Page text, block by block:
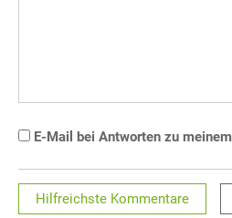
E-Mail bei Antworten zu
Hilfreichste Kommentare